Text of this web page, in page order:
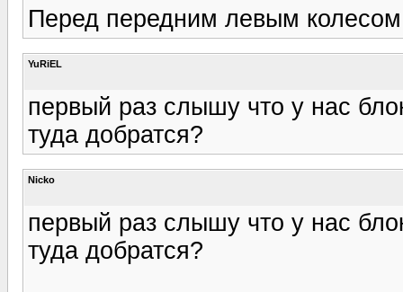
Перед передним левым
YuRiEL
первый раз слышу что у нас
туда добратся?
Nicko
первый раз слышу что у нас
туда добратся?